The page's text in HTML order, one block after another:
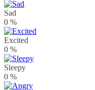
Sad
0 %
Excited
0 %
Sleepy
0 %